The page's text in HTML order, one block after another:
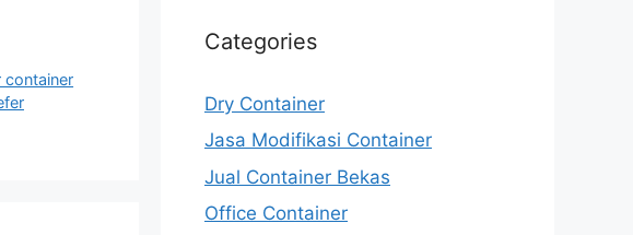
container
Categories
Dry Container
Jasa Modifikasi Container
Jual Container Bekas
Office Container